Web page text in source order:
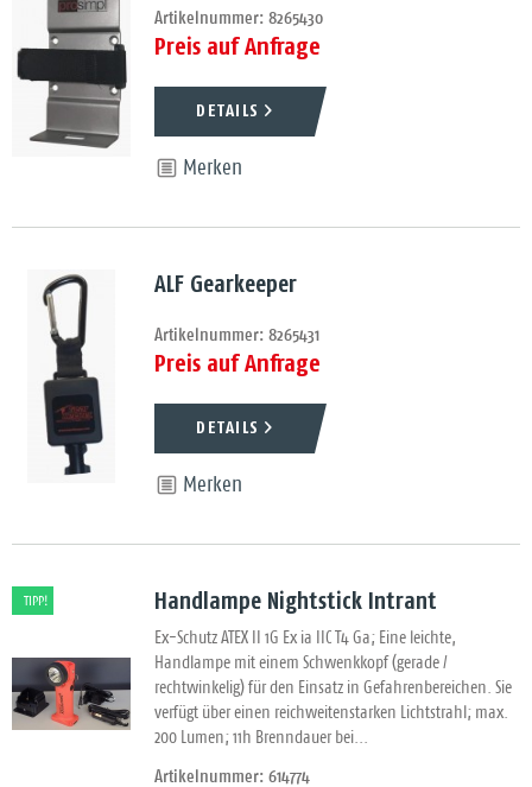
Artikelnummer: 8265430
Preis auf Anfrage
DETAILS
Merken
ALF Gearkeeper
Artikelnummer: 8265431
Preis auf Anfrage
DETAILS
Merken
TIPP! Handlampe Nightstick Intrant
Ex-Schutz ATEX II 1G Ex ia IIC T4 Ga; Eine leichte,
Handlampe mit einem Schwenkkopf (gerade /
rechtwinkelig) für den Einsatz in Gefahrenbereichen. Sie
verfügt über einen reichweitenstarken Lichtstrahl; max.
200 Lumen; 11h Brenndauer bei...
Artikelnummer: 614774